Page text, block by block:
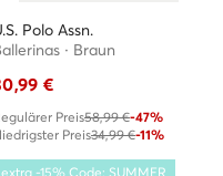
Polo Assn.
· Braun
€
Preis58,99 €-47%
Preis34,99 €-11%
extra -15% Code: SUMMER